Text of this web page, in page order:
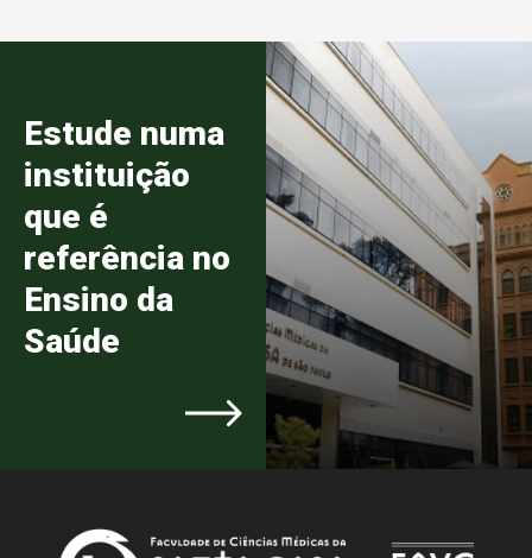
Estude numa
instituição
que é
referência no
Ensino da
Saúde